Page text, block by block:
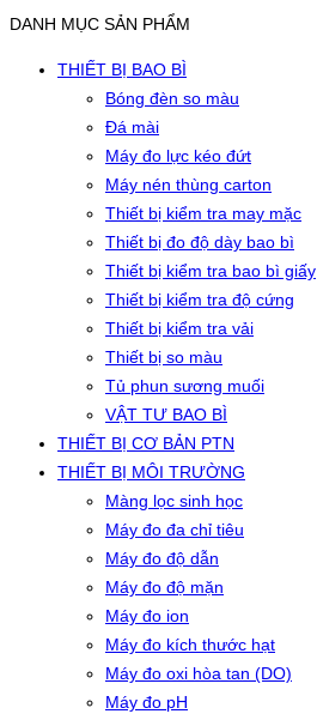
DANH MỤC SẢN PHẨM
THIẾT BỊ BAO BÌ
Bóng đèn so màu
Đá mài
Máy đo lực kéo đứt
Máy nén thùng carton
Thiết bị kiểm tra may mặc
Thiết bị đo độ dày bao bì
Thiết bị kiểm tra bao bì giấy
Thiết bị kiểm tra độ cứng
Thiết bị kiểm tra vải
Thiết bị so màu
Tủ phun sương muối
VẬT TƯ BAO BÌ
THIẾT BỊ CƠ BẢN PTN
THIẾT BỊ MÔI TRƯỜNG
Màng lọc sinh học
Máy đo đa chỉ tiêu
Máy đo độ dẫn
Máy đo độ mặn
Máy đo ion
Máy đo kích thước hạt
Máy đo oxi hòa tan (DO)
Máy đo pH